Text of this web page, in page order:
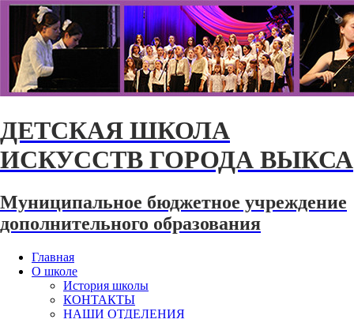
ДЕТСКАЯ ШКОЛА
ИСКУССТВ ГОРОДА ВЫКСА
Муниципальное бюджетное учреждение
дополнительного образования
Главная
О школе
История школы
КОНТАКТЫ
НАШИ ОТДЕЛЕНИЯ